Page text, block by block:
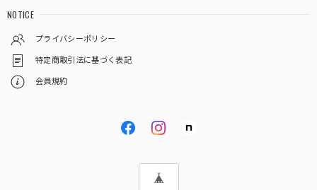
NOTICE
プライバシーポリシー
特定商取引法に基づく表記
会員規約